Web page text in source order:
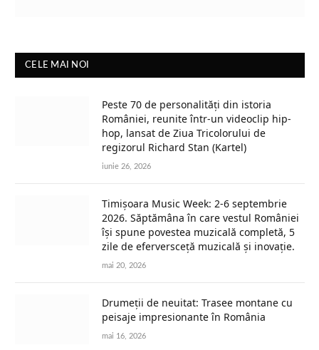
CELE MAI NOI
Peste 70 de personalități din istoria
României, reunite într-un videoclip hip-
hop, lansat de Ziua Tricolorului de
regizorul Richard Stan (Kartel)
iunie 26, 2026
Timișoara Music Week: 2-6 septembrie
2026. Săptămâna în care vestul României
își spune povestea muzicală completă, 5
zile de eferversceță muzicală și inovație.
mai 20, 2026
Drumeții de neuitat: Trasee montane cu
peisaje impresionante în România
mai 16, 2026